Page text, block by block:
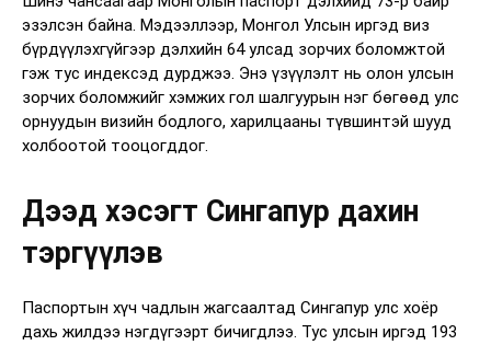
эзэлсэн байна. Мэдээллээр, Монгол Улсын иргэд виз
бүрдүүлэхгүйгээр дэлхийн 64 улсад зорчих боломжтой
гэж тус индексэд дурджээ. Энэ үзүүлэлт нь олон улсын
зорчих боломжийг хэмжих гол шалгуурын нэг бөгөөд улс
орнуудын визийн бодлого, харилцааны түвшинтэй шууд
холбоотой тооцогддог.
Дээд хэсэгт Сингапур дахин
тэргүүлэв
Паспортын хүч чадлын жагсаалтад Сингапур улс хоёр
дахь жилдээ нэгдүгээрт бичигдлээ. Тус улсын иргэд 193